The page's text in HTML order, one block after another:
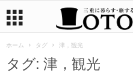
ホーム タグ 津，観光
タグ: 津，観光